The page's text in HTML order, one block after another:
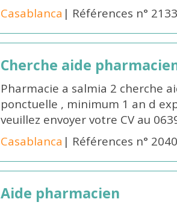
Casablanca | Références n°
Cherche aide
Pharmacie a salmia 2 cherche
ponctuelle , minimum 1 an d
veuillez envoyer votre CV au
Casablanca | Références n°
Aide pharmacien